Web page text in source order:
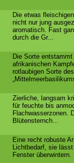
Die etwas
nicht nur jung
aromatisch. Fast
durch die Gr...
Die Sorte
afrikanischen
rotlaubigen Sorte des
Zierliche, langsam
für feuchte bis
Flachwasserzonen.
Blütensternch...
Eine recht robuste
Lichtbedarf, sie
Fenster